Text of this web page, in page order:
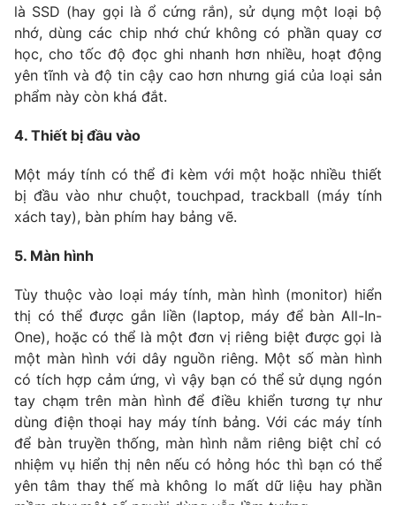
là SSD (hay gọi là ổ cứng rắn), sử dụng một loại bộ
nhớ, dùng các chip nhớ chứ không có phần quay cơ
học, cho tốc độ đọc ghi nhanh hơn nhiều, hoạt động
yên tĩnh và độ tin cậy cao hơn nhưng giá của loại sản
phẩm này còn khá đắt.
4. Thiết bị đầu vào
Một máy tính có thể đi kèm với một hoặc nhiều thiết
bị đầu vào như chuột, touchpad, trackball (máy tính
xách tay), bàn phím hay bảng vẽ.
5. Màn hình
Tùy thuộc vào loại máy tính, màn hình (monitor) hiển
thị có thể được gắn liền (laptop, máy để bàn All-In-
One), hoặc có thể là một đơn vị riêng biệt được gọi là
một màn hình với dây nguồn riêng. Một số màn hình
có tích hợp cảm ứng, vì vậy bạn có thể sử dụng ngón
tay chạm trên màn hình để điều khiển tương tự như
dùng điện thoại hay máy tính bảng. Với các máy tính
để bàn truyền thống, màn hình nằm riêng biệt chỉ có
nhiệm vụ hiển thị nên nếu có hỏng hóc thì bạn có thể
yên tâm thay thế mà không lo mất dữ liệu hay phần